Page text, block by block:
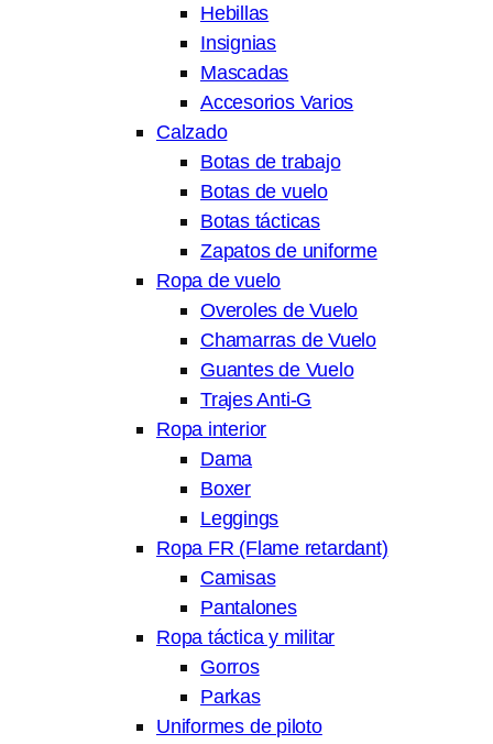
Hebillas
Insignias
Mascadas
Accesorios Varios
Calzado
Botas de trabajo
Botas de vuelo
Botas tácticas
Zapatos de uniforme
Ropa de vuelo
Overoles de Vuelo
Chamarras de Vuelo
Guantes de Vuelo
Trajes Anti-G
Ropa interior
Dama
Boxer
Leggings
Ropa FR (Flame retardant)
Camisas
Pantalones
Ropa táctica y militar
Gorros
Parkas
Uniformes de piloto